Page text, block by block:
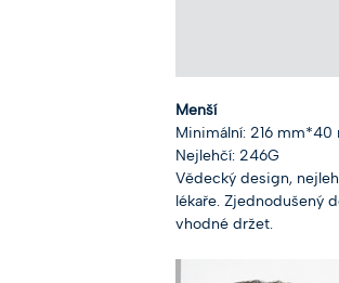
Menší
Minimální: 216
Nejlehčí: 246G
Vědecký design,
lékaře. Zjednodušený
vhodné držet.